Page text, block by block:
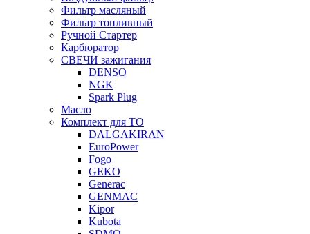
Фильтр масляный
Фильтр топливный
Ручной Стартер
Карбюратор
СВЕЧИ зажигания
DENSO
NGK
Spark Plug
Масло
Комплект для ТО
DALGAKIRAN
EuroPower
Fogo
GEKO
Generac
GENMAC
Kipor
Kubota